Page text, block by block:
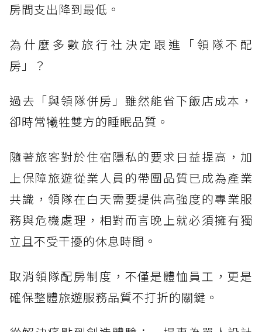
房間支出降到最低。
為什麼多數旅行社決定跟進「領隊不配
房」？
過去「與領隊併房」雖然能省下飯店成本，
卻時常犧牲雙方的睡眠品質。
隨著旅客對於住宿隱私的要求日益提高，加
上保障旅遊從業人員的帶團品質已成為產業
共識，領隊在白天需要提供高強度的專業服
務與危機處理，相對而言晚上就必須擁有獨
立且不受干擾的休息時間。
取消領隊配房制度，不僅是體恤員工，更是
確保整體旅遊服務品質不打折的關鍵。